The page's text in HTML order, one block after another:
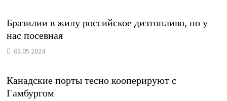
Бразилии в жилу российское дизтопливо, но у
нас посевная
05.05.2024
Канадские порты тесно кооперируют с
Гамбургом